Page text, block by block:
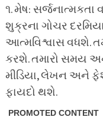
૧. મેષ: સર્જનાત્મકતા
શુક્રના ગોચર
આત્મવિશ્વાસ વધશે.
કરશે. તમારો સમય
મીડિયા, લેખન અને
ફાયદો થશે.